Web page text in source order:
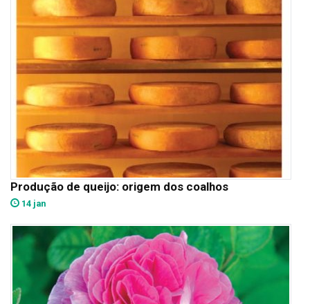
Produção de queijo: origem dos coalhos
14 jan